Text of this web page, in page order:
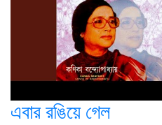
এবার রঙিয়ে গেল